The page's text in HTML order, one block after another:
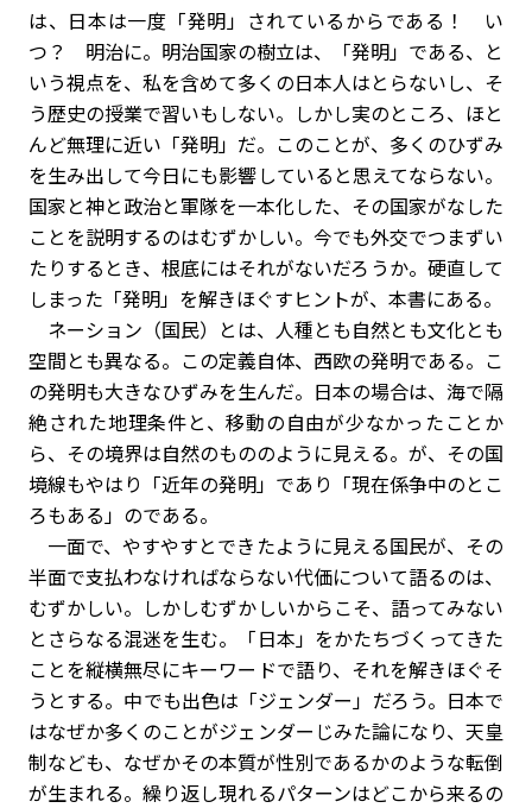
は、日本は一度「発明」されているからである！ い
つ？ 明治に。明治国家の樹立は、「発明」である、と
いう視点を、私を含めて多くの日本人はとらないし、そ
う歴史の授業で習いもしない。しかし実のところ、ほと
んど無理に近い「発明」だ。このことが、多くのひずみ
を生み出して今日にも影響していると思えてならない。
国家と神と政治と軍隊を一本化した、その国家がなした
ことを説明するのはむずかしい。今でも外交でつまずい
たりするとき、根底にはそれがないだろうか。硬直して
しまった「発明」を解きほぐすヒントが、本書にある。
ネーション（国民）とは、人種とも自然とも文化とも
空間とも異なる。この定義自体、西欧の発明である。こ
の発明も大きなひずみを生んだ。日本の場合は、海で隔
絶された地理条件と、移動の自由が少なかったことか
ら、その境界は自然のもののように見える。が、その国
境線もやはり「近年の発明」であり「現在係争中のとこ
ろもある」のである。
一面で、やすやすとできたように見える国民が、その
半面で支払わなければならない代価について語るのは、
むずかしい。しかしむずかしいからこそ、語ってみない
とさらなる混迷を生む。「日本」をかたちづくってきた
ことを縦横無尽にキーワードで語り、それを解きほぐそ
うとする。中でも出色は「ジェンダー」だろう。日本で
はなぜか多くのことがジェンダーじみた論になり、天皇
制なども、なぜかその本質が性別であるかのような転倒
が生まれる。繰り返し現れるパターンはどこから来るの